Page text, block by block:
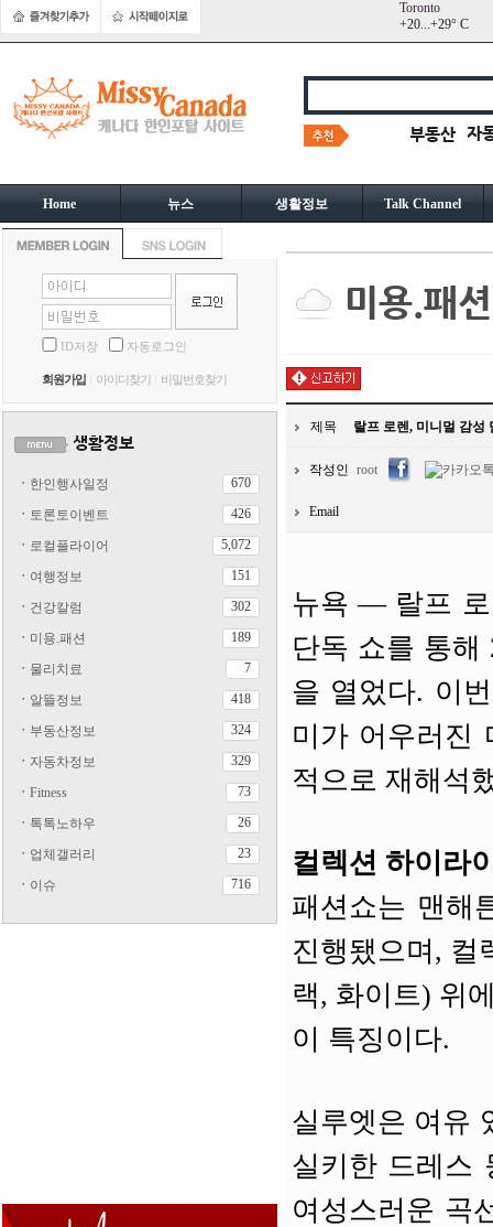
Toronto
+20...+29° C
Home 뉴스 생활정보 Talk Channel
ID저장 자동로그인
회원가입 아이디찾기 비밀번호찾기
ㆍ 한인행사일정 670
ㆍ 토론토이벤트 426
ㆍ 로컬플라이어 5,072
ㆍ 여행정보 151
ㆍ 건강칼럼 302
ㆍ 미용.패션 189
ㆍ 물리치료 7
ㆍ 알뜰정보 418
ㆍ 부동산정보 324
ㆍ 자동차정보 329
ㆍ Fitness 73
ㆍ 톡톡노하우 26
ㆍ 업체갤러리 23
ㆍ 이슈 716
제목 랄프 로렌, 미니멀 감성
작성인 root
Email
뉴욕 — 랄프 로
단독 쇼를 통해
을 열었다. 이
미가 어우러진
적으로 재해석
컬렉션 하이라
패션쇼는 맨해
진행됐으며, 컬
랙, 화이트) 위
이 특징이다.
실루엣은 여유
실키한 드레스
여성스러운 곡